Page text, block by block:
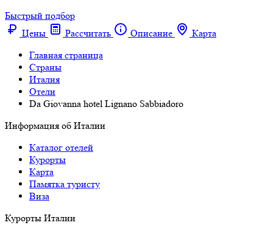
Быстрый подбор
Цены
Рассчитать Описание
Карта
Главная страница
Cтраны
Италия
Отели
Da Giovanna hotel Lignano Sabbiadoro
Информация об Италии
Каталог отелей
Курорты
Карта
Памятка туристу
Виза
Курорты Италии